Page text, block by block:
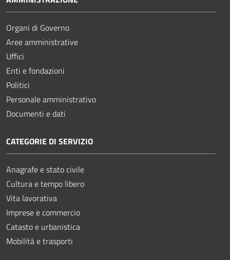
Organi di Governo
Aree amministrative
Uffici
Enti e fondazioni
Politici
Personale amministrativo
Documenti e dati
CATEGORIE DI SERVIZIO
Anagrafe e stato civile
Cultura e tempo libero
Vita lavorativa
Imprese e commercio
Catasto e urbanistica
Mobilità e trasporti